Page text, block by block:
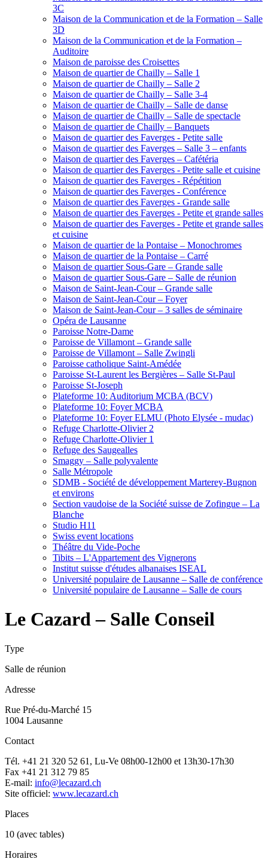
3C
Maison de la Communication et de la Formation – Salle
3D
Maison de la Communication et de la Formation –
Auditoire
Maison de paroisse des Croisettes
Maison de quartier de Chailly – Salle 1
Maison de quartier de Chailly – Salle 2
Maison de quartier de Chailly – Salle 3-4
Maison de quartier de Chailly – Salle de danse
Maison de quartier de Chailly – Salle de spectacle
Maison de quartier de Chailly – Banquets
Maison de quartier des Faverges - Petite salle
Maison de quartier des Faverges – Salle 3 – enfants
Maison de quartier des Faverges – Cafétéria
Maison de quartier des Faverges - Petite salle et cuisine
Maison de quartier des Faverges - Répétition
Maison de quartier des Faverges - Conférence
Maison de quartier des Faverges - Grande salle
Maison de quartier des Faverges - Petite et grande salles
Maison de quartier des Faverges - Petite et grande salles
et cuisine
Maison de quartier de la Pontaise – Monochromes
Maison de quartier de la Pontaise – Carré
Maison de quartier Sous-Gare – Grande salle
Maison de quartier Sous-Gare – Salle de réunion
Maison de Saint-Jean-Cour – Grande salle
Maison de Saint-Jean-Cour – Foyer
Maison de Saint-Jean-Cour – 3 salles de séminaire
Opéra de Lausanne
Paroisse Notre-Dame
Paroisse de Villamont – Grande salle
Paroisse de Villamont – Salle Zwingli
Paroisse catholique Saint-Amédée
Paroisse St-Laurent les Bergières – Salle St-Paul
Paroisse St-Joseph
Plateforme 10: Auditorium MCBA (BCV)
Plateforme 10: Foyer MCBA
Plateforme 10: Foyer ELMU (Photo Elysée - mudac)
Refuge Charlotte-Olivier 2
Refuge Charlotte-Olivier 1
Refuge des Saugealles
Smaggy – Salle polyvalente
Salle Métropole
SDMB - Société de développement Marterey-Bugnon
et environs
Section vaudoise de la Société suisse de Zofingue – La
Blanche
Studio H11
Swiss event locations
Théâtre du Vide-Poche
Tibits – L'Appartement des Vignerons
Institut suisse d'études albanaises ISEAL
Université populaire de Lausanne – Salle de conférence
Université populaire de Lausanne – Salle de cours
Le Cazard – Salle Conseil
Type
Salle de réunion
Adresse
Rue Pré-du-Marché 15
1004 Lausanne
Contact
Tél. +41 21 320 52 61, Lu-Ve 08h00-12h00 et 13h30-17h30
Fax +41 21 312 79 85
E-mail: info@lecazard.ch
Site officiel: www.lecazard.ch
Places
10 (avec tables)
Horaires